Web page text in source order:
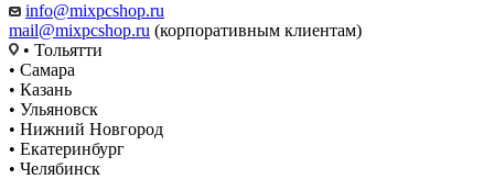
info@mixpcshop.ru
mail@mixpcshop.ru (корпоративным клиентам)
• Тольятти
• Самара
• Казань
• Ульяновск
• Нижний Новгород
• Екатеринбург
• Челябинск